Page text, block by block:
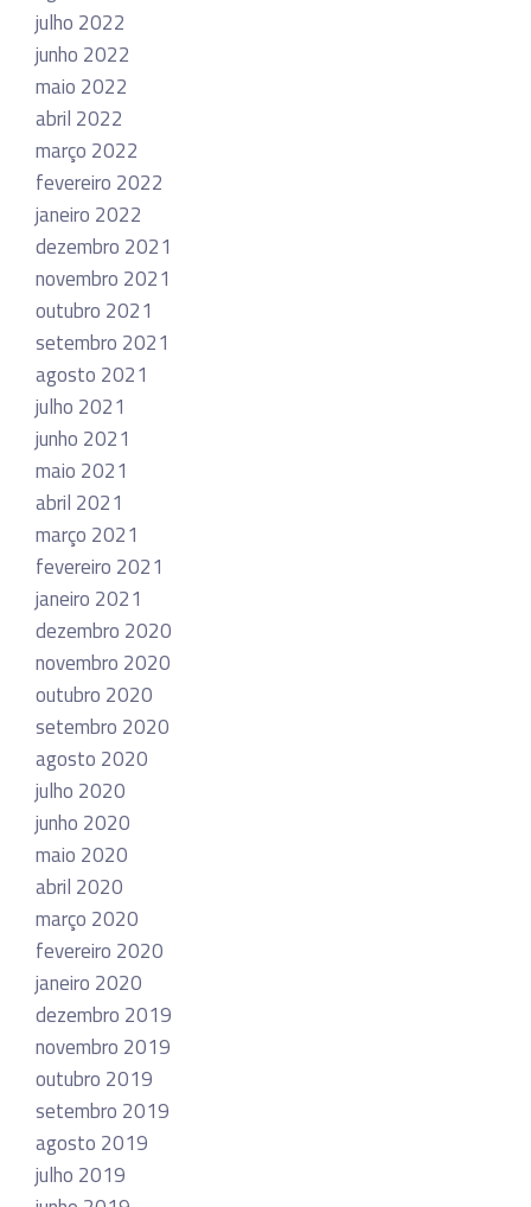
julho 2022
junho 2022
maio 2022
abril 2022
março 2022
fevereiro 2022
janeiro 2022
dezembro 2021
novembro 2021
outubro 2021
setembro 2021
agosto 2021
julho 2021
junho 2021
maio 2021
abril 2021
março 2021
fevereiro 2021
janeiro 2021
dezembro 2020
novembro 2020
outubro 2020
setembro 2020
agosto 2020
julho 2020
junho 2020
maio 2020
abril 2020
março 2020
fevereiro 2020
janeiro 2020
dezembro 2019
novembro 2019
outubro 2019
setembro 2019
agosto 2019
julho 2019